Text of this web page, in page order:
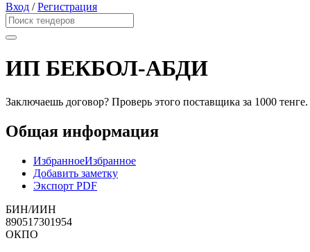
Вход /Регистрация
ИП БЕКБОЛ-АБДИ
Заключаешь договор? Проверь этого поставщика за 1000 тенге.
Общая информация
ИзбранноеИзбранное
Добавить заметку
Экспорт PDF
БИН/ИИН
890517301954
ОКПО